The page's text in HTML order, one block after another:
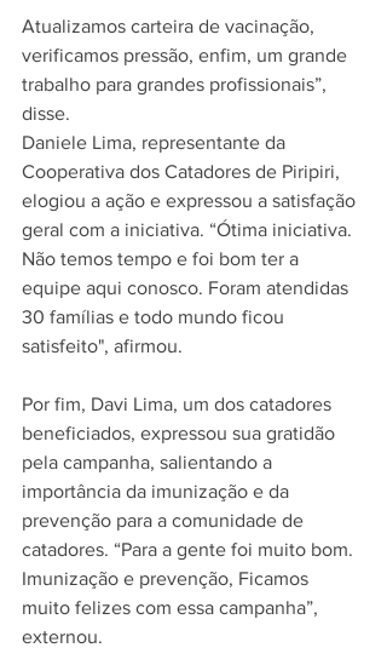
Atualizamos carteira de vacinação,
verificamos pressão, enfim, um grande
trabalho para grandes profissionais”,
disse.
Daniele Lima, representante da
Cooperativa dos Catadores de Piripiri,
elogiou a ação e expressou a satisfação
geral com a iniciativa. “Ótima iniciativa.
Não temos tempo e foi bom ter a
equipe aqui conosco. Foram atendidas
30 famílias e todo mundo ficou
satisfeito", afirmou.
Por fim, Davi Lima, um dos catadores
beneficiados, expressou sua gratidão
pela campanha, salientando a
importância da imunização e da
prevenção para a comunidade de
catadores. “Para a gente foi muito bom.
Imunização e prevenção, Ficamos
muito felizes com essa campanha”,
externou.